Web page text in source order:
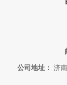
公司地址： 济